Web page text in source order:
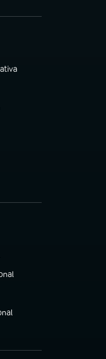
aba)
aba)
aba)
aba)
aba)
aba)